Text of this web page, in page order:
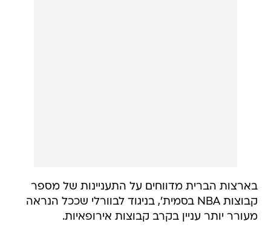
בארצות הברית מדווחים על התעניינות של מספר
קבוצות NBA בסמית', בניגוד לבוורלי שככל הנראה
מעורר יותר עניין בקרב קבוצות אירופאיות.